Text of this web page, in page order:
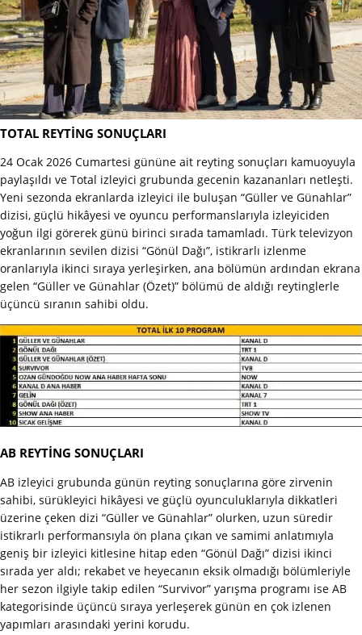
TOTAL REYTİNG SONUÇLARI
24 Ocak 2026 Cumartesi gününe ait reyting sonuçları kamuoyuyla
paylaşıldı ve Total izleyici grubunda gecenin kazananları netleşti.
Yeni sezonda ekranlarda izleyici ile buluşan “Güller ve Günahlar”
dizisi, güçlü hikâyesi ve oyuncu performanslarıyla izleyiciden
yoğun ilgi görerek günü birinci sırada tamamladı. Türk televizyon
ekranlarının sevilen dizisi “Gönül Dağı”, istikrarlı izlenme
oranlarıyla ikinci sıraya yerleşirken, ana bölümün ardından ekrana
gelen “Güller ve Günahlar (Özet)” bölümü de aldığı reytinglerle
üçüncü sıranın sahibi oldu.
AB REYTİNG SONUÇLARI
AB izleyici grubunda günün reyting sonuçlarına göre zirvenin
sahibi, sürükleyici hikâyesi ve güçlü oyunculuklarıyla dikkatleri
üzerine çeken dizi “Güller ve Günahlar” olurken, uzun süredir
istikrarlı performansıyla ön plana çıkan ve samimi anlatımıyla
geniş bir izleyici kitlesine hitap eden “Gönül Dağı” dizisi ikinci
sırada yer aldı; rekabet ve heyecanın eksik olmadığı bölümleriyle
her sezon ilgiyle takip edilen “Survivor” yarışma programı ise AB
kategorisinde üçüncü sıraya yerleşerek günün en çok izlenen
yapımları arasındaki yerini korudu.